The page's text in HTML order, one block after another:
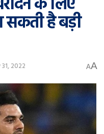
सकती है बड़ी
2022 AA